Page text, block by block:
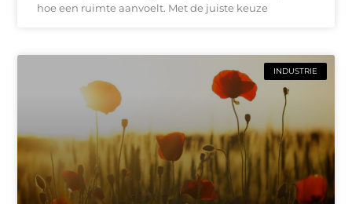
hoe een ruimte aanvoelt. Met de juiste keuze
INDUSTRIE